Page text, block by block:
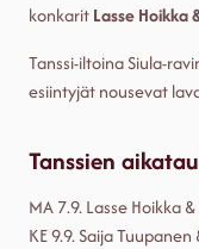
konkaritLasse Hoikka
Tanssi-iltoina Siula-
esiintyjät nousevat
Tanssien
MA 7.9. Lasse Hoikka
KE 9.9. Saija